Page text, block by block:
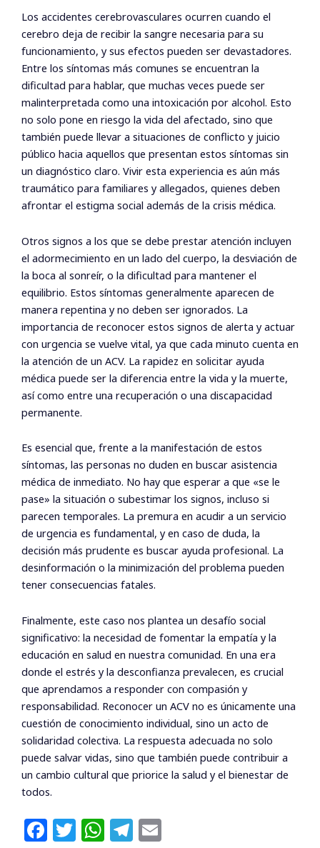
Los accidentes cerebrovasculares ocurren cuando el
cerebro deja de recibir la sangre necesaria para su
funcionamiento, y sus efectos pueden ser devastadores.
Entre los síntomas más comunes se encuentran la
dificultad para hablar, que muchas veces puede ser
malinterpretada como una intoxicación por alcohol. Esto
no solo pone en riesgo la vida del afectado, sino que
también puede llevar a situaciones de conflicto y juicio
público hacia aquellos que presentan estos síntomas sin
un diagnóstico claro. Vivir esta experiencia es aún más
traumático para familiares y allegados, quienes deben
afrontar el estigma social además de la crisis médica.
Otros signos a los que se debe prestar atención incluyen
el adormecimiento en un lado del cuerpo, la desviación de
la boca al sonreír, o la dificultad para mantener el
equilibrio. Estos síntomas generalmente aparecen de
manera repentina y no deben ser ignorados. La
importancia de reconocer estos signos de alerta y actuar
con urgencia se vuelve vital, ya que cada minuto cuenta en
la atención de un ACV. La rapidez en solicitar ayuda
médica puede ser la diferencia entre la vida y la muerte,
así como entre una recuperación o una discapacidad
permanente.
Es esencial que, frente a la manifestación de estos
síntomas, las personas no duden en buscar asistencia
médica de inmediato. No hay que esperar a que «se le
pase» la situación o subestimar los signos, incluso si
parecen temporales. La premura en acudir a un servicio
de urgencia es fundamental, y en caso de duda, la
decisión más prudente es buscar ayuda profesional. La
desinformación o la minimización del problema pueden
tener consecuencias fatales.
Finalmente, este caso nos plantea un desafío social
significativo: la necesidad de fomentar la empatía y la
educación en salud en nuestra comunidad. En una era
donde el estrés y la desconfianza prevalecen, es crucial
que aprendamos a responder con compasión y
responsabilidad. Reconocer un ACV no es únicamente una
cuestión de conocimiento individual, sino un acto de
solidaridad colectiva. La respuesta adecuada no solo
puede salvar vidas, sino que también puede contribuir a
un cambio cultural que priorice la salud y el bienestar de
todos.
F T W T